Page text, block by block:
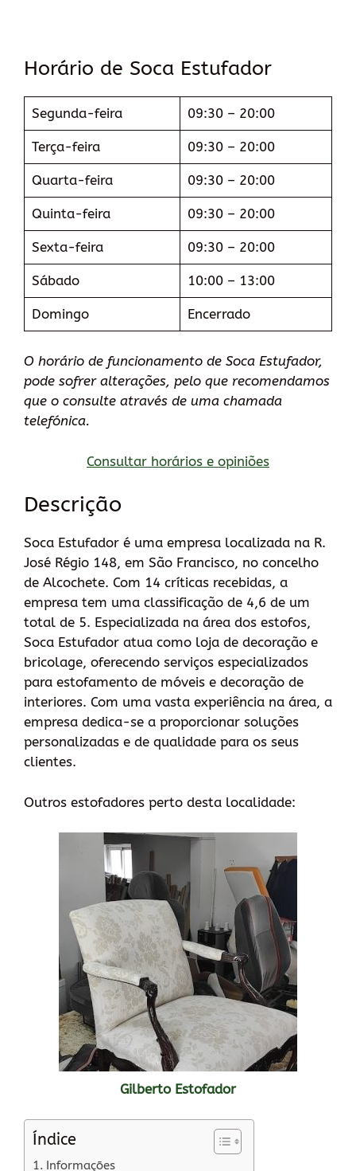
Horário de Soca Estufador
Segunda-feira 09:30 – 20:00
Terça-feira 09:30 – 20:00
Quarta-feira 09:30 – 20:00
Quinta-feira 09:30 – 20:00
Sexta-feira 09:30 – 20:00
Sábado 10:00 – 13:00
Domingo Encerrado
O horário de funcionamento de Soca Estufador,
pode sofrer alterações, pelo que recomendamos
que o consulte através de uma chamada
telefónica.
Consultar horários e opiniões
Descrição
Soca Estufador é uma empresa localizada na R.
José Régio 148, em São Francisco, no concelho
de Alcochete. Com 14 críticas recebidas, a
empresa tem uma classificação de 4,6 de um
total de 5. Especializada na área dos estofos,
Soca Estufador atua como loja de decoração e
bricolage, oferecendo serviços especializados
para estofamento de móveis e decoração de
interiores. Com uma vasta experiência na área, a
empresa dedica-se a proporcionar soluções
personalizadas e de qualidade para os seus
clientes.
Outros estofadores perto desta localidade:
Gilberto Estofador
Índice
Informações